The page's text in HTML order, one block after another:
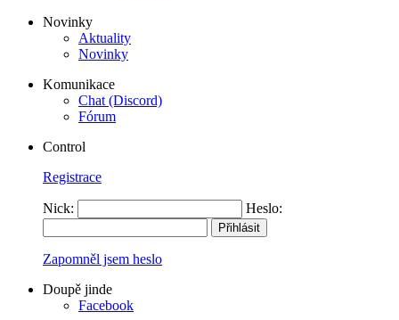
Novinky
Aktuality
Novinky
Komunikace
Chat (Discord)
Fórum
Control
Registrace
Nick: Heslo:
Zapomněl jsem heslo
Doupě jinde
Facebook